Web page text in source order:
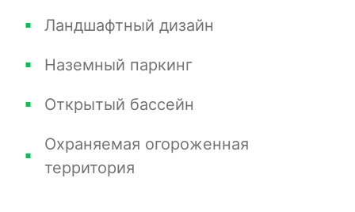
Ландшафтный дизайн
Наземный паркинг
Открытый бассейн
Охраняемая огороженная
территория